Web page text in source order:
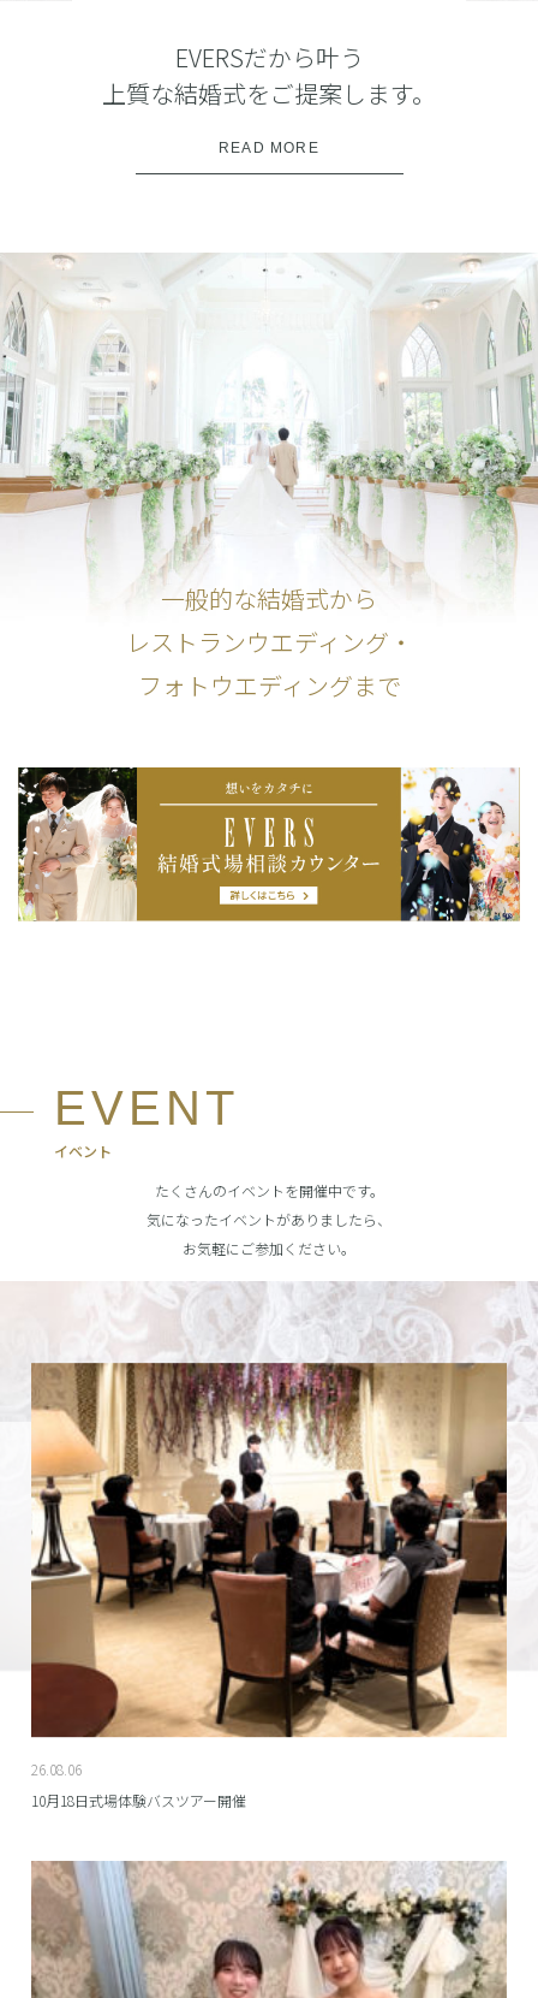
EVERSだから叶う
上質な結婚式をご提案します。
READ MORE
一般的な結婚式から
レストランウエディング・
フォトウエディングまで
EVENT
イベント
たくさんのイベントを開催中です。
気になったイベントがありましたら、
お気軽にご参加ください。
26.08.06
10月18日式場体験バスツアー開催